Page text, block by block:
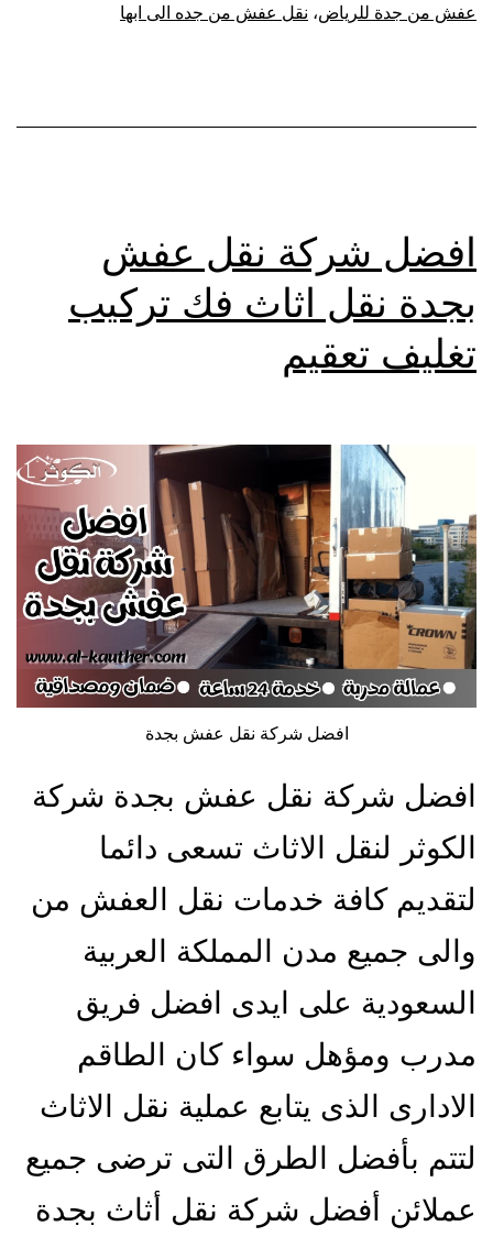
عفش من جدة للرياض، نقل عفش من جده الى ابها
افضل شركة نقل عفش
بجدة نقل اثاث فك تركيب
تغليف تعقيم
افضل شركة نقل عفش بجدة
افضل شركة نقل عفش بجدة شركة
الكوثر لنقل الاثاث تسعى دائما
لتقديم كافة خدمات نقل العفش من
والى جميع مدن المملكة العربية
السعودية على ايدى افضل فريق
مدرب ومؤهل سواء كان الطاقم
الادارى الذى يتابع عملية نقل الاثاث
لتتم بأفضل الطرق التى ترضى جميع
عملائن أفضل شركة نقل أثاث بجدة